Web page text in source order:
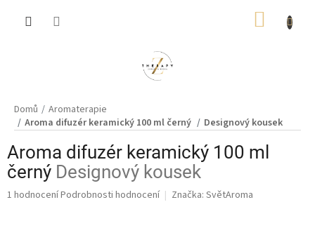
Domů
Aromaterapie
Aroma difuzér keramický 100 ml černý
Designový kousek
Aroma difuzér keramický 100 ml
černý Designový kousek
Průměrné
1 hodnoceníPodrobnosti hodnocení Značka: SvětAroma